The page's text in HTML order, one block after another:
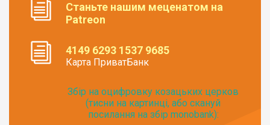
Станьте нашим меценатом на
Patreon
4149 6293 1537 9685
Карта ПриватБанк
Збір на оцифровку козацьких церков
(тисни на картинці, або скануй
посилання на збір monobank):